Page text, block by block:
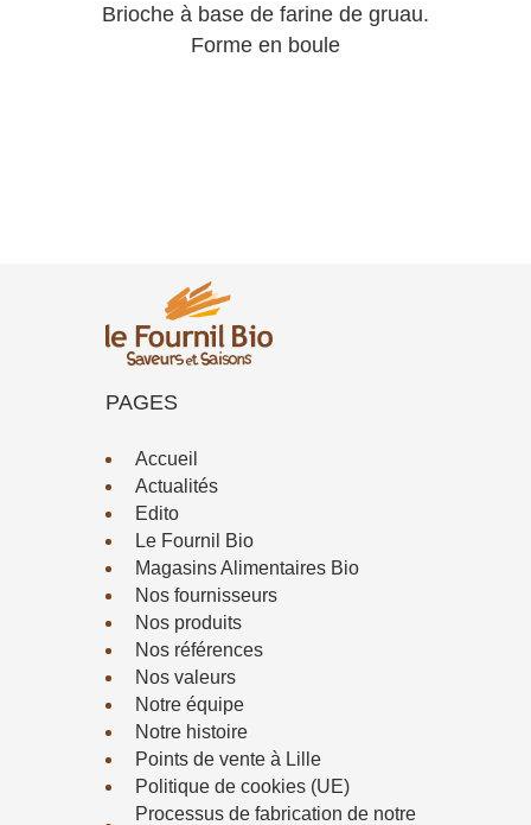
Brioche à base de farine de gruau.
Forme en boule
PAGES
Accueil
Actualités
Edito
Le Fournil Bio
Magasins Alimentaires Bio
Nos fournisseurs
Nos produits
Nos références
Nos valeurs
Notre équipe
Notre histoire
Points de vente à Lille
Politique de cookies (UE)
Processus de fabrication de notre